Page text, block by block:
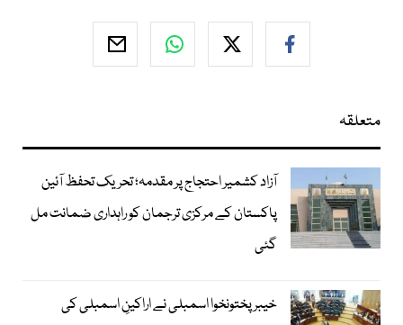
متعلقہ
آزاد کشمیر احتجاج پر مقدمہ؛ تحریک تحفظ آئین
پاکستان کے مرکزی ترجمان کو راہداری ضمانت مل
گئی
خیبرپختونخوا اسمبلی نے اراکینِ اسمبلی کی